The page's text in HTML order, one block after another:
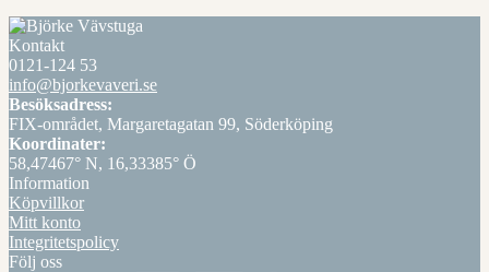
Kontakt
0121-124 53
info@bjorkevaveri.se
Besöksadress:
FIX-området, Margaretagatan 99, Söderköping
Koordinater:
58,47467° N, 16,33385° Ö
Information
Köpvillkor
Mitt konto
Integritetspolicy
Följ oss